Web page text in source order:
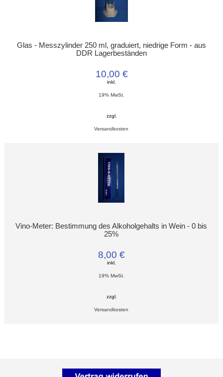
Glas - Messzylinder 250 ml, graduiert, niedrige Form - aus
DDR Lagerbeständen
10,00 €
inkl.
19% MwSt.
zzgl.
Versandkosten
Vino-Meter: Bestimmung des Alkoholgehalts in Wein - 0 bis
25%
8,00 €
inkl.
19% MwSt.
zzgl.
Versandkosten